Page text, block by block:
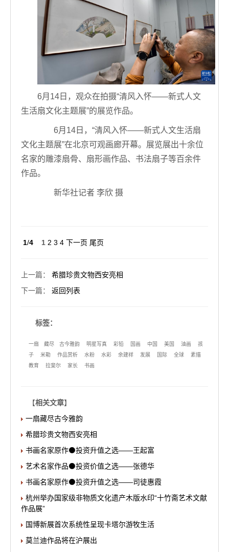
6月14日，观众在拍摄“清风入怀——新式人文
生活扇文化主题展”的展览作品。
6月14日，“清风入怀——新式人文生活扇
文化主题展”在北京可观画廊开幕。展览展出十余位
名家的雕漆扇骨、扇形画作品、书法扇子等百余件
作品。
新华社记者 李欣 摄
1/4 1 2 3 4 下一页 尾页
上一篇： 希腊珍贵文物西安亮相
下一篇： 返回列表
标签：
一扇 藏尽 古今雅韵 明星写真 彩铅 国画 中国 美国 油画
孩
子
米勒 作品赏析 水粉 水彩 余建祥 发展 国际 全球
素描
教育
拉斐尔 家长 书画
【相关文章】
一扇藏尽古今雅韵
希腊珍贵文物西安亮相
书画名家原作⚫投资升值之选——王起富
艺术名家作品⚫投资价值之选——张德华
书画名家原作⚫投资升值之选——司徒惠霞
杭州举办国家级非物质文化遗产木版水印“十竹斋艺术文献
作品展”
国博新展首次系统性呈现卡塔尔游牧生活
莫兰迪作品将在沪展出